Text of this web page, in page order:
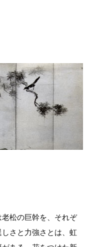
松の巨幹を、それぞ
さと力強さとは、虹